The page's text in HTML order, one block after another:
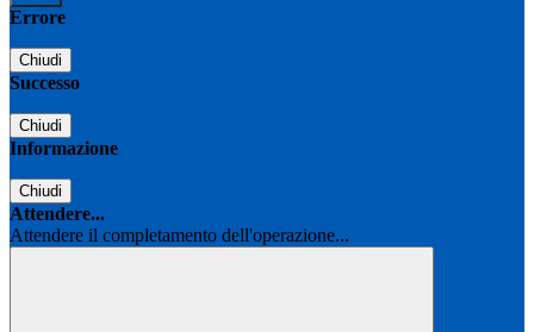
Errore
Chiudi
Successo
Chiudi
Informazione
Chiudi
Attendere...
Attendere il completamento dell'operazione...